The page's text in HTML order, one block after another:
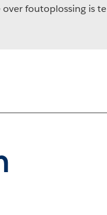
foutoplossing is te